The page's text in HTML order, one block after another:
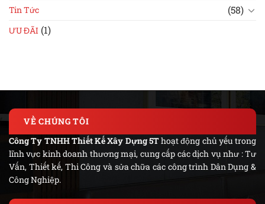
Tin Tức (58)
ƯU ĐÃI (1)
VỀ CHÚNG TÔI
Công Ty TNHH Thiết Kế Xây Dựng 5Thoạt động chủ yếu trong
lĩnh vực kinh doanh thương mại, cung cấp các dịch vụ như : Tư
Vấn, Thiết kế, Thi Công và sửa chữa các công trình Dân Dụng &
Công Nghiệp.